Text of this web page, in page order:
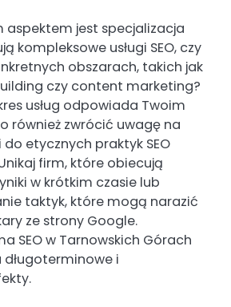
aspektem jest specjalizacja
kompleksowe usługi SEO, czy
obszarach, takich jak
czy content marketing?
usług odpowiada Twoim
również zwrócić uwagę na
etycznych praktyk SEO
firm, które obiecują
w krótkim czasie lub
taktyk, które mogą narazić
ze strony Google.
SEO w Tarnowskich Górach
i